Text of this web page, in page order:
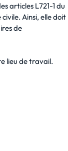
articles L721-1 du
Ainsi, elle doit
de
lieu de travail.